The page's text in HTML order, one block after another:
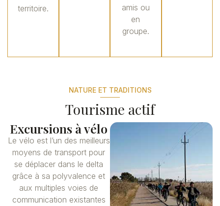
territoire.
amis ou
en
groupe.
NATURE ET TRADITIONS
Tourisme actif
Excursions à vélo
Le vélo est l’un des meilleurs
moyens de transport pour
se déplacer dans le delta
grâce à sa polyvalence et
aux multiples voies de
communication existantes